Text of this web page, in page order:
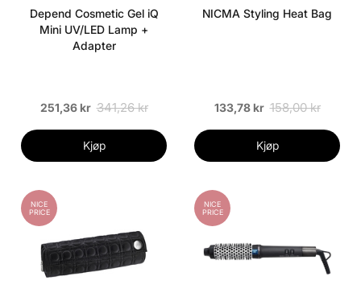
Depend Cosmetic Gel iQ
Mini UV/LED Lamp +
Adapter
251,36 kr 341,26 kr
Kjøp
NICMA Styling Heat Bag
133,78 kr 158,00 kr
Kjøp
NICE
PRICE
NICE
PRICE